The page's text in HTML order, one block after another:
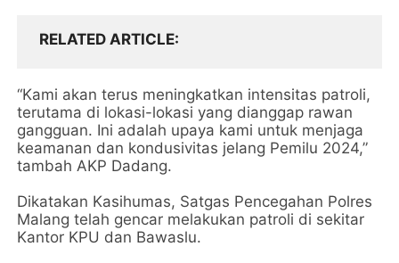
RELATED ARTICLE
“Kami akan terus meningkatkan intensitas patroli,
terutama di lokasi-lokasi yang dianggap rawan
gangguan. Ini adalah upaya kami untuk menjaga
keamanan dan kondusivitas jelang Pemilu 2024,”
tambah AKP Dadang.
Dikatakan Kasihumas, Satgas Pencegahan Polres
Malang telah gencar melakukan patroli di sekitar
Kantor KPU dan Bawaslu.